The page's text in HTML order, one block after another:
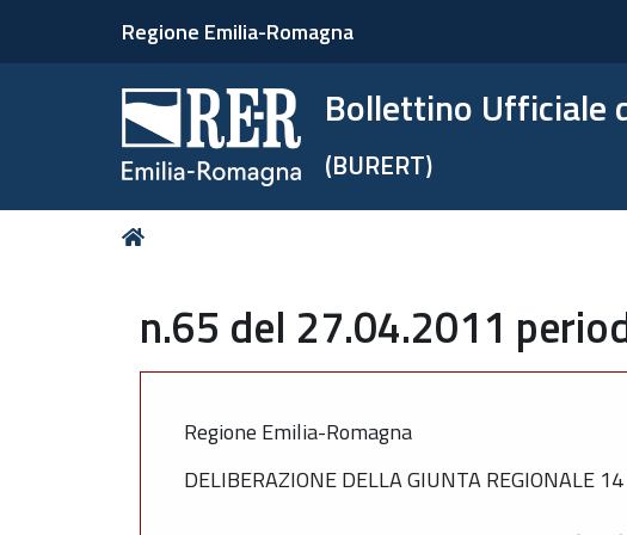
Regione Emilia-Romagna
Bollettino Ufficiale
(BURERT)
Tu
n.65 del 27.04.2011
Regione Emilia-Romagna
DELIBERAZIONE DELLA GIUNTA REGIONALE